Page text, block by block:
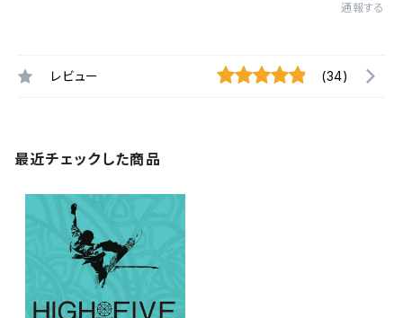
通報する
レビュー (34)
最近チェックした商品